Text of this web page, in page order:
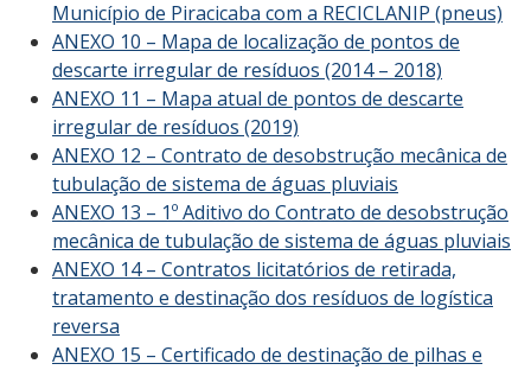
Município de Piracicaba com a RECICLANIP (pneus)
ANEXO 10 – Mapa de localização de pontos de
descarte irregular de resíduos (2014 – 2018)
ANEXO 11 – Mapa atual de pontos de descarte
irregular de resíduos (2019)
ANEXO 12 – Contrato de desobstrução mecânica de
tubulação de sistema de águas pluviais
ANEXO 13 – 1º Aditivo do Contrato de desobstrução
mecânica de tubulação de sistema de águas pluviais
ANEXO 14 – Contratos licitatórios de retirada,
tratamento e destinação dos resíduos de logística
reversa
ANEXO 15 – Certificado de destinação de pilhas e